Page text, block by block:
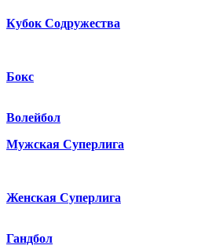
Кубок Содружества
Бокс
Волейбол
Мужская Суперлига
Женская Суперлига
Гандбол